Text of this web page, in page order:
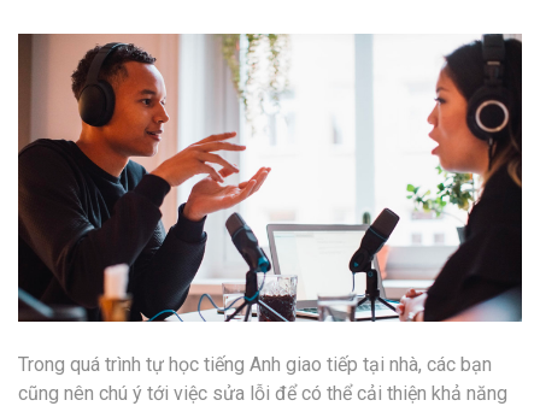
Trong quá trình tự học tiếng Anh giao tiếp tại nhà, các bạn
cũng nên chú ý tới việc sửa lỗi để có thể cải thiện khả năng